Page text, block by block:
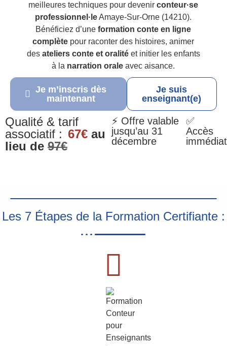
meilleures techniques pour devenirconteur·se
professionnel·leAmaye-Sur-Orne (14210).
Bénéficiez d’uneformation conte en ligne
complète pour raconter des histoires, animer
des ateliers conte et oralitéet initier les enfants
à la narration orale avec aisance.
Je m’inscris dès
maintenant
Je suis
enseignant(e)
Qualité & tarif
associatif : 67€ au
lieu de 97€
⚡ Offre valable
jusqu’au 31
décembre
✅
Accès
immédiat
Les 7 Étapes de la Formation Certifiante :